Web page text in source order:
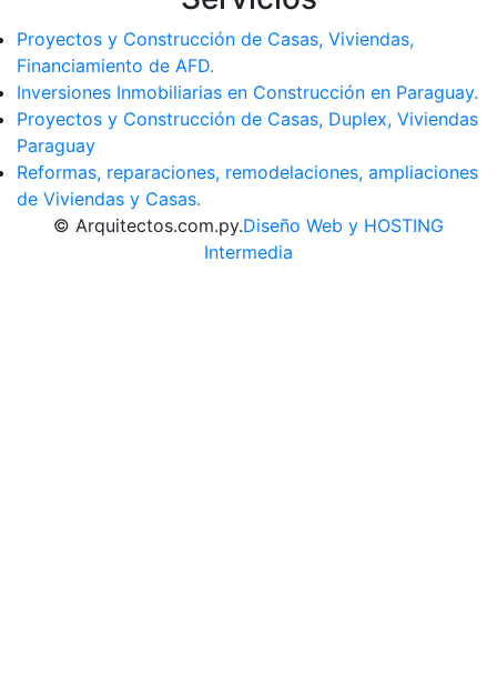
Proyectos y Construcción de Casas, Viviendas,
Financiamiento de AFD.
Inversiones Inmobiliarias en Construcción en Paraguay.
Proyectos y Construcción de Casas, Duplex, Viviendas
Paraguay
Reformas, reparaciones, remodelaciones, ampliaciones
de Viviendas y Casas.
© Arquitectos.com.py.Diseño Web y HOSTING
Intermedia